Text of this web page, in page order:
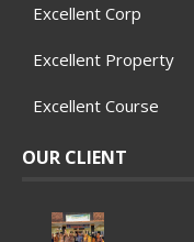
Excellent Corp
Excellent Property
Excellent Course
OUR CLIENT